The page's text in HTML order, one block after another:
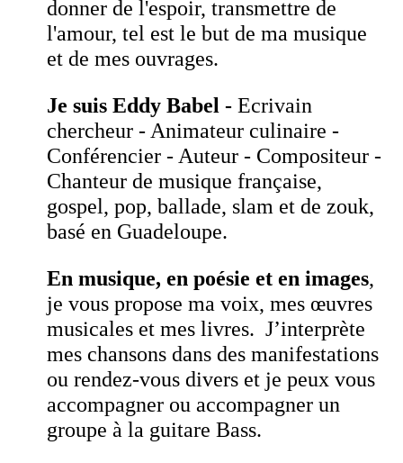
donner de l'espoir, transmettre de
l'amour, tel est le but de ma musique
et de mes ouvrages.
Je suis Eddy Babel - Ecrivain
chercheur - Animateur culinaire -
Conférencier - Auteur - Compositeur -
Chanteur de musique française,
gospel, pop, ballade, slam et de zouk,
basé en Guadeloupe.
En musique, en poésie et en images,
je vous propose ma voix, mes œuvres
musicales et mes livres. J’interprète
mes chansons dans des manifestations
ou rendez-vous divers et je peux vous
accompagner ou accompagner un
groupe à la guitare Bass.